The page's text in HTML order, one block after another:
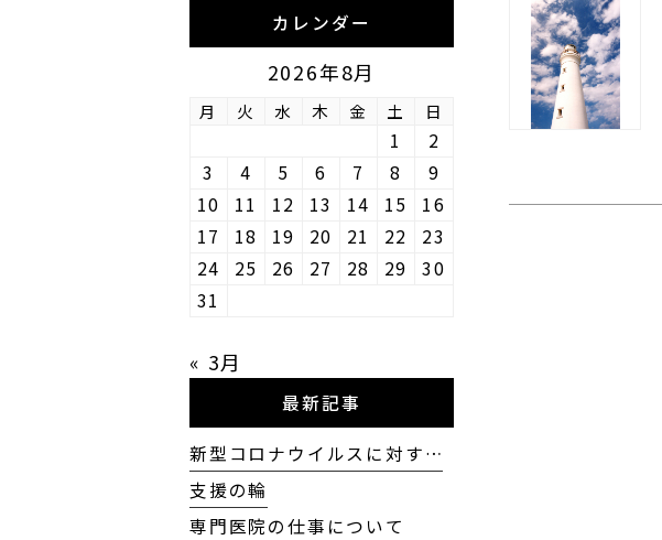
カレンダー
2026年8月
月 火 水 木 金 土 日
1
2
3
4 5 6 7 8
9
10
11 12 13 14 15
16
17
18 19 20 21 22
23
24
25 26 27 28 29
30
31
« 3月
最新記事
新型コロナウイルスに対す…
支援の輪
専門医院の仕事について